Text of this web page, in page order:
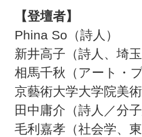
【登壇者】
Phina So（詩人）
新井高子（詩人、埼
相馬千秋（アート・
京藝術大学大学院美
田中庸介（詩人／分
毛利嘉孝（社会学、